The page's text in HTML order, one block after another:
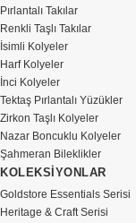
Pırlantalı Takılar
Renkli Taşlı Takılar
İsimli Kolyeler
Harf Kolyeler
İnci Kolyeler
Tektaş Pırlantalı Yüzükler
Zirkon Taşlı Kolyeler
Nazar Boncuklu Kolyeler
Şahmeran Bileklikler
KOLEKSİYONLAR
Goldstore Essentials Serisi
Heritage & Craft Serisi